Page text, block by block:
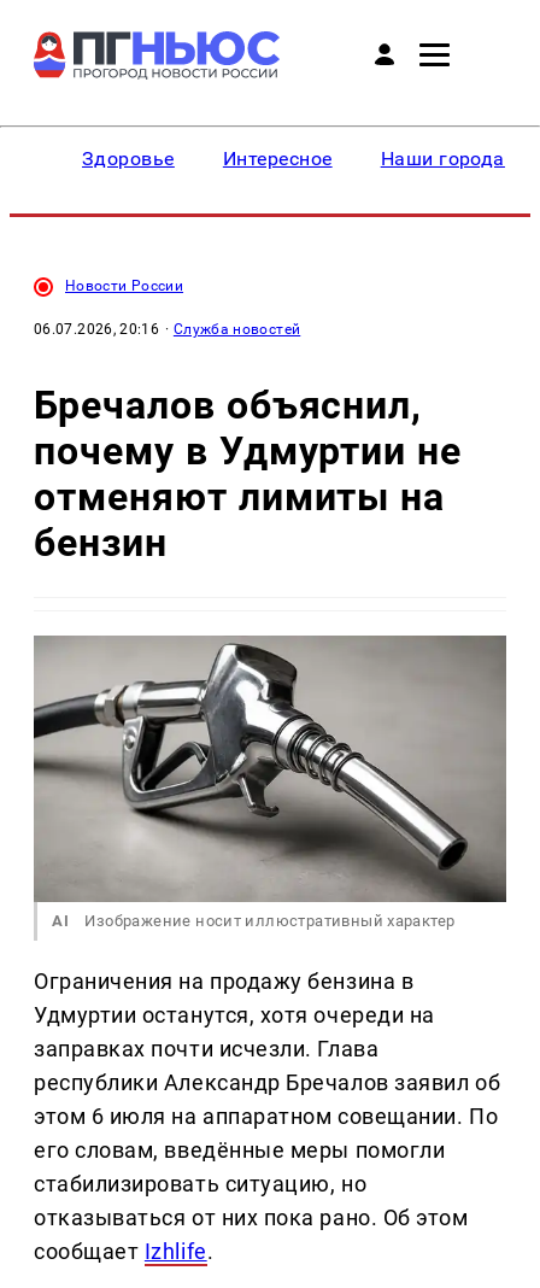
Здоровье Интересное Наши города
Новости России
06.07.2026, 20:16 · Служба новостей
Бречалов объяснил,
почему в Удмуртии не
отменяют лимиты на
бензин
AI Изображение носит иллюстративный характер
Ограничения на продажу бензина в
Удмуртии останутся, хотя очереди на
заправках почти исчезли. Глава
республики Александр Бречалов заявил об
этом 6 июля на аппаратном совещании. По
его словам, введённые меры помогли
стабилизировать ситуацию, но
отказываться от них пока рано. Об этом
сообщает Izhlife.